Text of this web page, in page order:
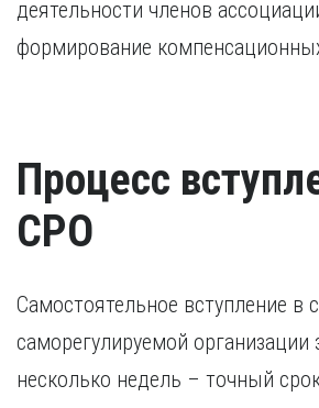
деятельности членов
формирование
Процесс
СРО
Самостоятельное вступление в
саморегулируемой организации
несколько недель – точный